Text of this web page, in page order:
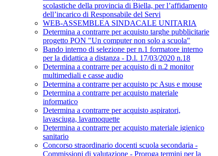
scolastiche della provincia di Biella, per l’affidamento
dell’incarico di Responsabile del Servi
WEB-ASSEMBLEA SINDACALE UNITARIA
Determina a contrarre per acquisto targhe pubblicitarie
progetto PON "Un computer non solo a scuola"
Bando interno di selezione per n.1 formatore interno
per la didattica a distanza - D.l. 17/03/2020 n.18
Determina a contrarre per acquisto di n.2 monitor
multimediali e casse audio
Determina a contrarre per acquisto pc Asus e mouse
Determina a contrarre per acquisto materiale
informatico
Determina a contrarre per acquisto aspiratori,
lavasciuga, lavamoquette
Determina a contrarre per acquisto materiale igienico
sanitario
Concorso straordinario docenti scuola secondaria -
Commissioni di valutazione - Proroga termini per la